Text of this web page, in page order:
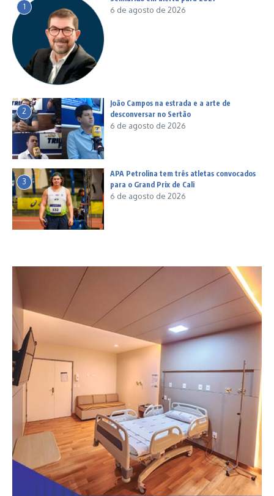
1 6 de agosto de 2026
2
João Campos na estrada e a arte de
desconversar no Sertão
6 de agosto de 2026
3
APA Petrolina tem três atletas convocados
para o Grand Prix de Cali
6 de agosto de 2026